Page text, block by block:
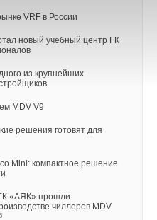
VRF в России
новый учебный центр ГК
из крупнейших
MDV V9
решения готовят для
Mini: компактное решение
«АЯК» прошли
чиллеров MDV